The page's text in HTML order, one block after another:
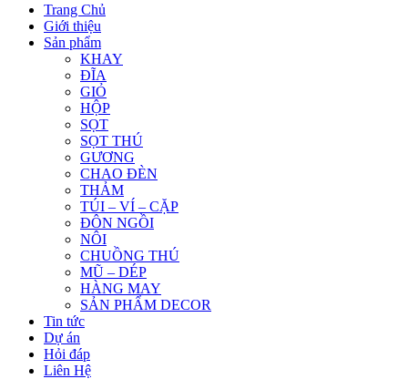
Trang Chủ
Giới thiệu
Sản phẩm
KHAY
ĐĨA
GIỎ
HỘP
SỌT
SỌT THÚ
GƯƠNG
CHAO ĐÈN
THẢM
TÚI – VÍ – CẶP
ĐÔN NGỒI
NÔI
CHUỒNG THÚ
MŨ – DÉP
HÀNG MAY
SẢN PHẨM DECOR
Tin tức
Dự án
Hỏi đáp
Liên Hệ